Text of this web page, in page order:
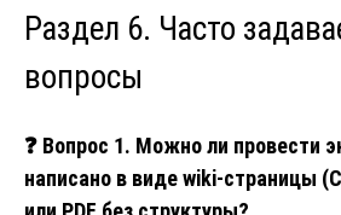
Раздел 6. Часто
вопросы
❓ Вопрос 1. Можно ли провести
написано в виде wiki-страницы